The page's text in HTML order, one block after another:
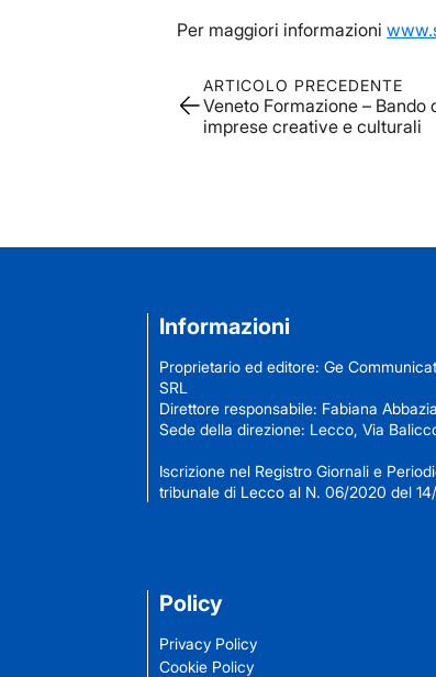
Per maggiori informazioni
ARTICOLO PRECEDENTE
Veneto Formazione – Bando
imprese creative e culturali
Informazioni
Proprietario ed editore: Ge
SRL
Direttore responsabile: Fabiana Abbazia
Sede della direzione: Lecco, Via
Iscrizione nel Registro Giornali e
tribunale di Lecco al N. 06/2020 del
Policy
Privacy Policy
Cookie Policy